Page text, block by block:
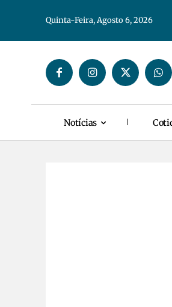
Quinta-Feira, Agosto 6, 2026
Notícias